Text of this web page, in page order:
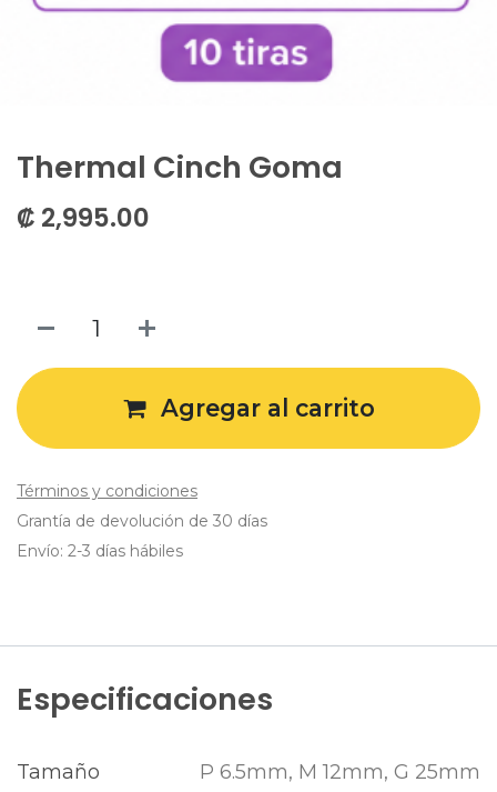
Thermal Cinch Goma
₡ 2,995.00
Agregar al carrito
Términos y condiciones
Grantía de devolución de 30 días
Envío: 2-3 días hábiles
Especificaciones
Tamaño P 6.5mm, M 12mm, G 25mm